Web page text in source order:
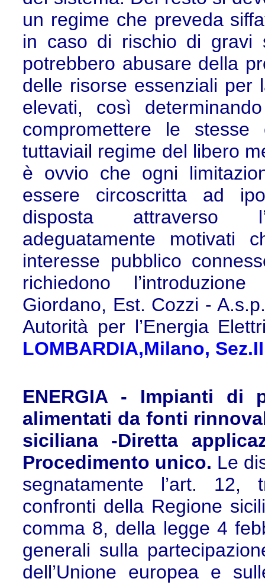
un regime che preveda
in caso di rischio di gravi
potrebbero abusare della
delle risorse essenziali per
elevati, così
compromettere le stesse
tuttaviail regime del libero
è ovvio che ogni
essere circoscritta ad
disposta attraverso
adeguatamente motivati
interesse pubblico
richiedono
Giordano, Est. Cozzi -
Autorità per l’Energia
LOMBARDIA,Milano,
ENERGIA - Impianti di
alimentati da fonti
siciliana -Diretta
Procedimento unico. Le
segnatamente l’art. 12,
confronti della Regione
comma 8, della legge 4
generali sulla
dell’Unione europea e